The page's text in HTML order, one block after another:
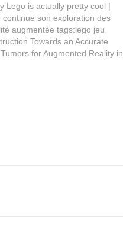
Lego is actually pretty cool |
continue son exploration des
augmentée tags:lego jeu
Towards an Accurate
for Augmented Reality in
Description d'une
de déformation des organes